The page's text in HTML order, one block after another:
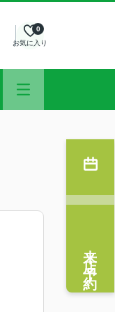
お気に入り
0
来店予約